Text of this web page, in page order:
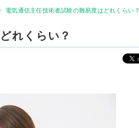
電気通信主任技術者試験の難易度はどれくらい？
れくらい？